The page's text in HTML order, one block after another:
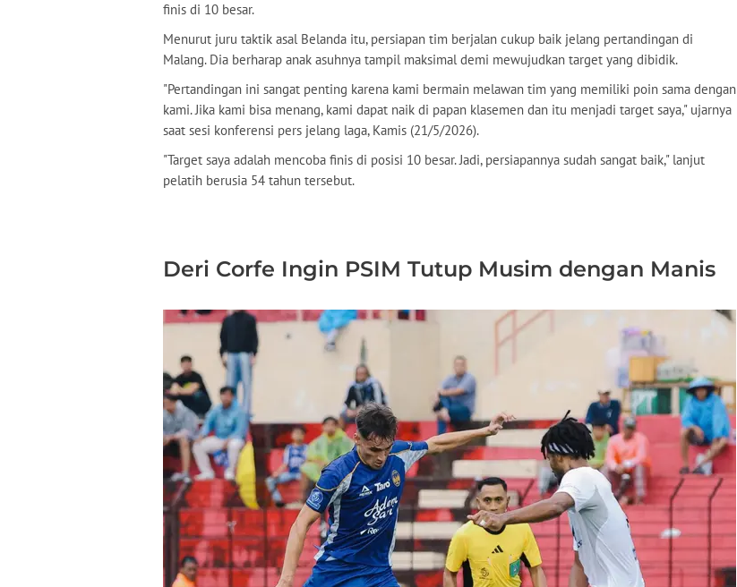
finis di 10 besar.
Menurut juru taktik asal Belanda itu, persiapan tim berjalan cukup baik jelang pertandingan di
Malang. Dia berharap anak asuhnya tampil maksimal demi mewujudkan target yang dibidik.
"Pertandingan ini sangat penting karena kami bermain melawan tim yang memiliki poin sama dengan
kami. Jika kami bisa menang, kami dapat naik di papan klasemen dan itu menjadi target saya," ujarnya
saat sesi konferensi pers jelang laga, Kamis (21/5/2026).
"Target saya adalah mencoba finis di posisi 10 besar. Jadi, persiapannya sudah sangat baik," lanjut
pelatih berusia 54 tahun tersebut.
Deri Corfe Ingin PSIM Tutup Musim dengan Manis